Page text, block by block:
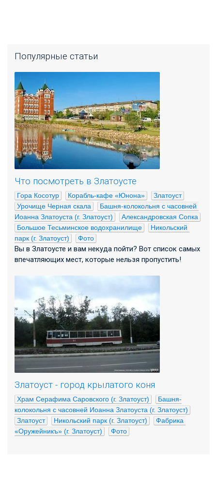
Популярные статьи
Что посмотреть в Златоусте
Гора Косотур Корабль-кафе «Юнона»
Златоуст
Урочище Черная скала
Башня-колокольня с часовней
Иоанна Златоуста (г. Златоуст)
Александровская Сопка
Большое Тесьминское водохранилище
Никольский
парк (г. Златоуст)
Фото
Вы в Златоусте и вам некуда пойти? Вот список самых
впечатляющих мест, которые нельзя пропустить!
Златоуст - город крылатого коня
Храм Серафима Саровского (г. Златоуст)
Башня-
колокольня с часовней Иоанна Златоуста (г. Златоуст)
Златоуст
Никольский парк (г. Златоуст)
Фабрика
«Оружейникъ» (г. Златоуст)
Фото